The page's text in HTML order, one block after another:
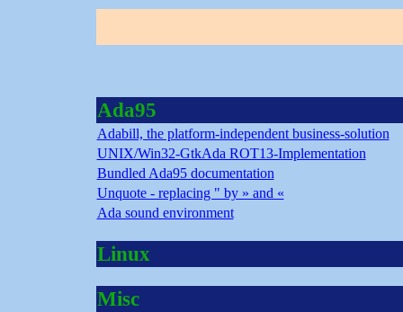
Ada95
Adabill, the platform-independent business-solution
UNIX/Win32-GtkAda ROT13-Implementation
Bundled Ada95 documentation
Unquote - replacing " by » and «
Ada sound environment
Linux
Misc